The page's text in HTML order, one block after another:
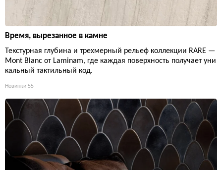
Время, вырезанное в камне
Текстурная глубина и трехмерный рельеф коллекции RARE —
Mont Blanc от Laminam, где каждая поверхность получает уни
кальный тактильный код.
Новинки 55